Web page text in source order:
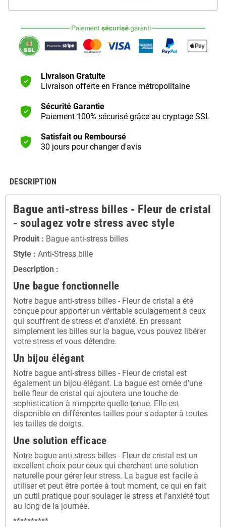
Livraison Gratuite
Livraison offerte en France métropolitaine
Sécurité Garantie
Paiement 100% sécurisé grâce au cryptage SSL
Satisfait ou Remboursé
30 jours pour changer d'avis
DESCRIPTION
Bague anti-stress billes - Fleur de cristal
- soulagez votre stress avec style
Produit : Bague anti-stress billes
Style : Anti-Stress bille
Description :
Une bague fonctionnelle
Notre bague anti-stress billes - Fleur de cristal a été
conçue pour apporter un véritable soulagement à ceux
qui souffrent de stress et d'anxiété. En pressant
simplement les billes sur la bague, vous pouvez libérer
votre stress et vous détendre.
Un bijou élégant
Notre bague anti-stress billes - Fleur de cristal est
également un bijou élégant. La bague est ornée d'une
belle fleur de cristal qui ajoutera une touche de
sophistication à n'importe quelle tenue. Elle est
disponible en différentes tailles pour s'adapter à toutes
les tailles de doigts.
Une solution efficace
Notre bague anti-stress billes - Fleur de cristal est un
excellent choix pour ceux qui cherchent une solution
naturelle pour gérer leur stress. La bague est facile à
utiliser et peut être portée à tout moment, ce qui en fait
un outil pratique pour soulager le stress et l'anxiété tout
au long de la journée.
**********